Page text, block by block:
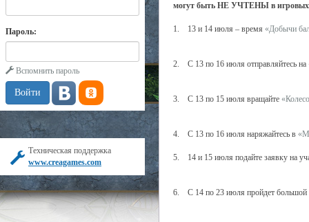
Пароль:
Вспомнить пароль
Техническая поддержка
www.creagames.com
могут быть НЕ УЧТЕНЫ в игровых
1. 13 и 14 июля – время «Добычи
2. С 13 по 16 июля отправляйтесь на
3. С 13 по 15 июля вращайте
4. С 13 по 16 июля наряжайтесь в
5. 14 и 15 июля подайте заявку на
6. С 14 по 23 июля пройдет большой